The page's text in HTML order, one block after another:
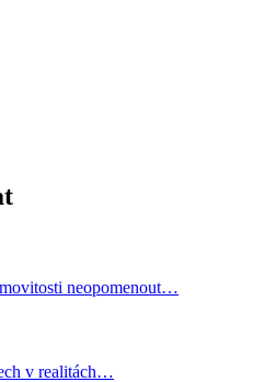
neopomenout…
v realitách…